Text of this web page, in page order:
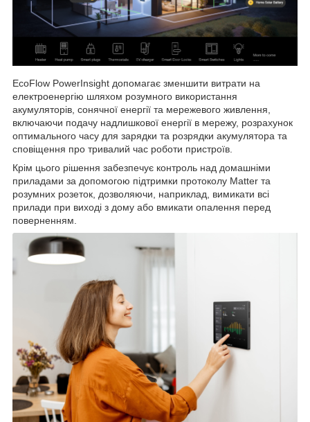
EcoFlow PowerInsight допомагає зменшити витрати на
електроенергію шляхом розумного використання
акумуляторів, сонячної енергії та мережевого живлення,
включаючи подачу надлишкової енергії в мережу, розрахунок
оптимального часу для зарядки та розрядки акумулятора та
сповіщення про тривалий час роботи пристроїв.
Крім цього рішення забезпечує контроль над домашніми
приладами за допомогою підтримки протоколу Matter та
розумних розеток, дозволяючи, наприклад, вимикати всі
прилади при виході з дому або вмикати опалення перед
поверненням.